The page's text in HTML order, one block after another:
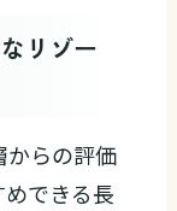
リゾー
からの評価
できる長